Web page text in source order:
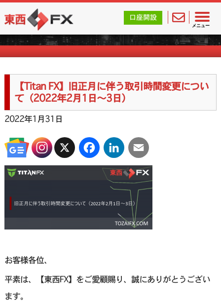
メニュー
東西FX｜海外FX会社（ブローカー）の無料口座開設サポ
口座開設
海外FXのお知らせ
【Titan FX】旧正月に伴う取引時間変更につい
て（2022年2月1日〜3日）
2022年1月31日
X FacebookLinkedInEmail
お客様各位、
平素は、【東西FX】をご愛顧賜り、誠にありがとうござい
ます。